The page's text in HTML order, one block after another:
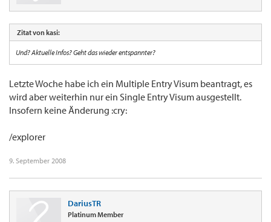
Zitat von kasi:
Und? Aktuelle Infos? Geht das wieder entspannter?
Letzte Woche habe ich ein Multiple Entry Visum beantragt, es
wird aber weiterhin nur ein Single Entry Visum ausgestellt.
Insofern keine Änderung :cry:
/explorer
9. September 2008
DariusTR
Platinum Member